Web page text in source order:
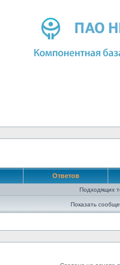
Ответов
Подходящих
Показать